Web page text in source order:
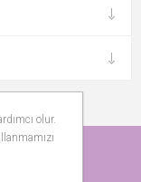
olur.